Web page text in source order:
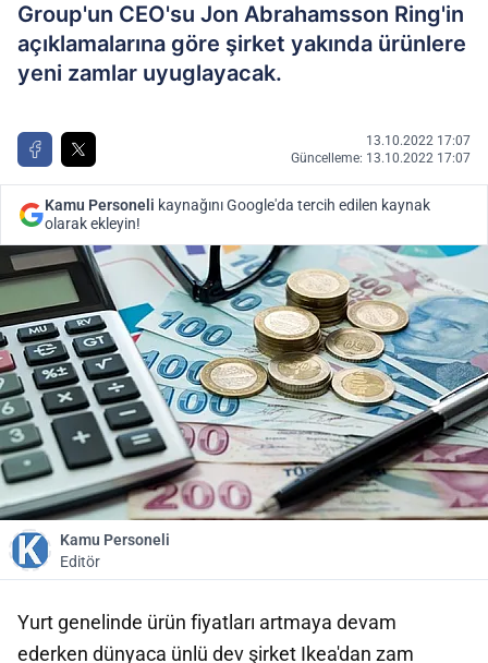
Group'un CEO'su Jon Abrahamsson Ring'in
açıklamalarına göre şirket yakında ürünlere
yeni zamlar uyuglayacak.
13.10.2022 17:07
Güncelleme: 13.10.2022 17:07
Kamu Personeli kaynağını Google'da tercih edilen kaynak
olarak ekleyin!
Kamu Personeli
Editör
Yurt genelinde ürün fiyatları artmaya devam
ederken dünyaca ünlü dev şirket Ikea'dan zam